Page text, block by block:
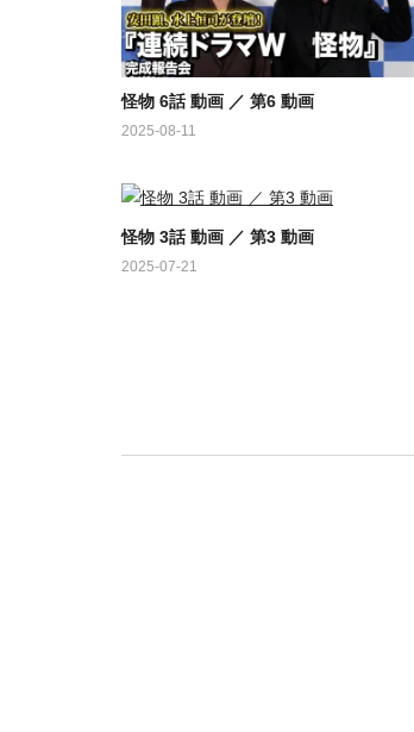
怪物 6話 動画 ／ 第6 動画
2025-08-11
怪物 3話 動画 ／ 第3 動画
2025-07-21